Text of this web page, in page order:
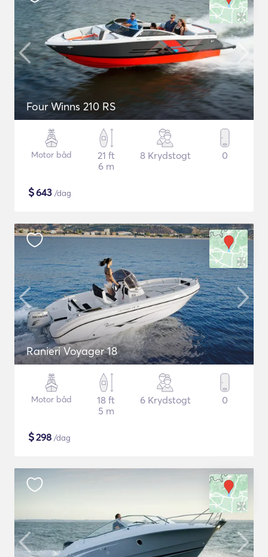
Four Winns 210 RS
Motor båd
21 ft
6 m
8 Krydstogt 0
$643 /dag
Ranieri Voyager 18
Motor båd
18 ft
5 m
6 Krydstogt 0
$298 /dag